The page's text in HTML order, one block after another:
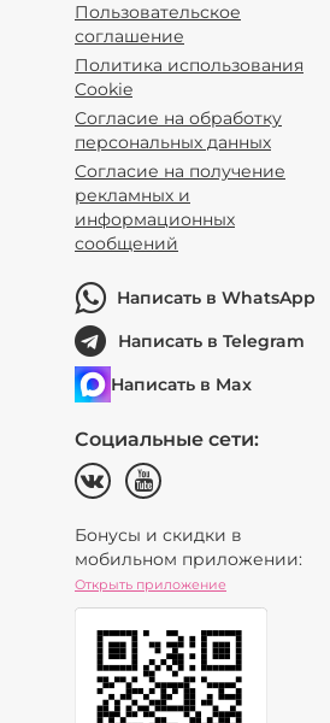
Пользовательское
соглашение
Политика использования
Cookie
Согласие на обработку
персональных данных
Согласие на получение
рекламных и
информационных
сообщений
Написать в WhatsApp
Написать в Telegram
Написать в Max
Социальные сети:
Бонусы и скидки в
мобильном приложении:
Открыть приложение